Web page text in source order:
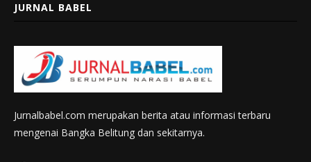
JURNAL BABEL
Jurnalbabel.com merupakan berita atau informasi terbaru
mengenai Bangka Belitung dan sekitarnya.